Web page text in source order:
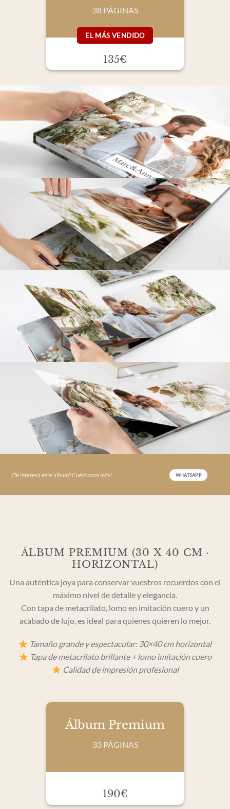
38 PÁGINAS
EL MÁS VENDIDO
135€
¿Te interesa este album? Cuéntanos más! WHATSAPP
ÁLBUM PREMIUM (30 X 40 CM ·
HORIZONTAL)
Una auténtica joya para conservar vuestros recuerdos con el
máximo nivel de detalle y elegancia.
Con tapa de metacrilato, lomo en imitación cuero y un
acabado de lujo, es ideal para quienes quieren lo mejor.
Tamaño grande y espectacular: 30×40 cm horizontal
Tapa de metacrilato brillante + lomo imitación cuero
Calidad de impresión profesional
Álbum Premium
33 PÁGINAS
190€